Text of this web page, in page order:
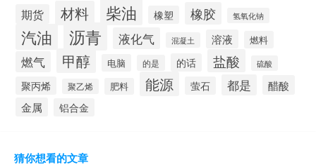
期货 材料 柴油 橡塑 橡胶 氢氧化钠
汽油 沥青 液化气 混凝土 溶液 燃料
燃气 甲醇 电脑 的是 的话 盐酸 硫酸
聚丙烯 聚乙烯 肥料 能源 萤石 都是 醋酸
金属 铝合金
猜你想看的文章